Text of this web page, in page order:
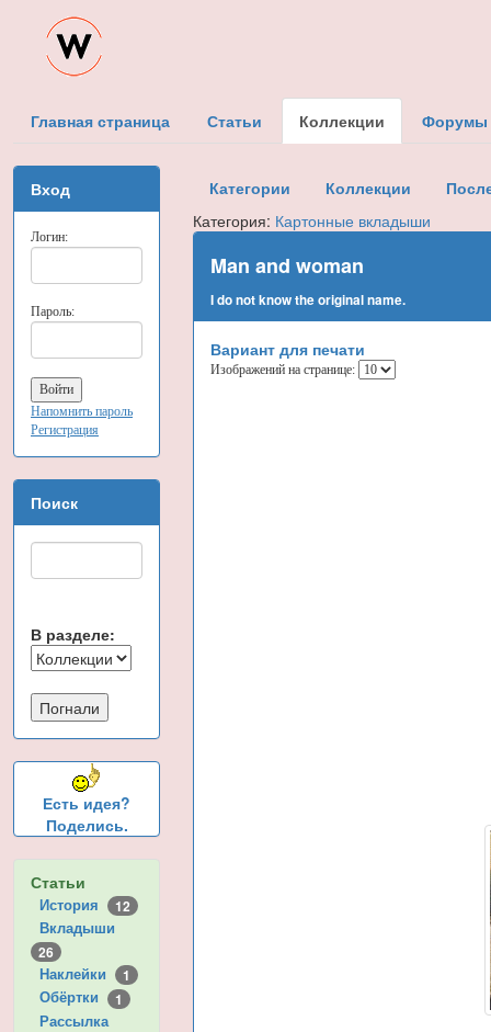
Главная страница Статьи Коллекции Форумы
Вход
Логин:
Пароль:
Напомнить пароль
Регистрация
Поиск
В разделе:
Есть идея?
Поделись.
Статьи
История 12
Вкладыши
26
Наклейки 1
Обёртки 1
Рассылка
Категории Коллекции
Категория: Картонные вкладыши
Man and woman
I do not know the original name.
Вариант для печати
Изображений на странице: